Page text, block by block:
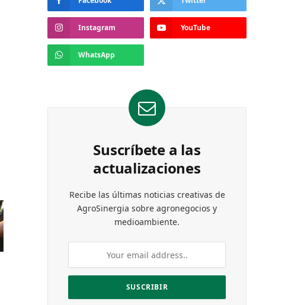
Instagram YouTube
WhatsApp
Suscríbete a las
actualizaciones
Recibe las últimas noticias creativas de
AgroSinergia sobre agronegocios y
medioambiente.